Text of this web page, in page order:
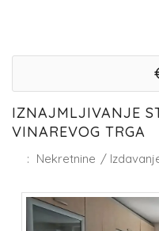
IZNAJMLJIVANJE
VINAREVOG TRGA
: Nekretnine /